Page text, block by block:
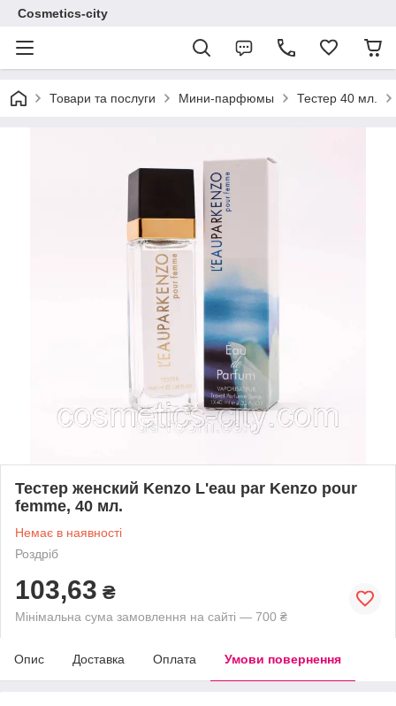
Cosmetics-city
Товари та послуги Мини-парфюмы Тестер 40 мл.
Тестер женский Kenzo L'eau par Kenzo pour
femme, 40 мл.
Немає в наявності
Роздріб
103,63 ₴
Мінімальна сума замовлення на сайті — 700 ₴
Опис Доставка Оплата Умови повернення